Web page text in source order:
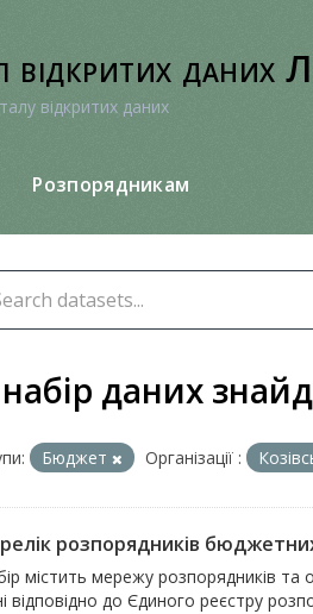
відкритих даних
відкритих даних
Розпорядникам
даних
Бюджет Організації :
розпорядників
містить мережу розпорядників та
відповідно до Єдиного реєстру